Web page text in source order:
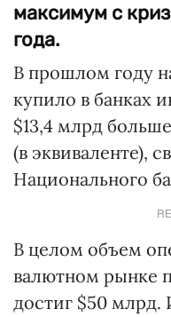
максимум с
года.
В прошлом году
купило в банках
$13,4 млрд
(в эквиваленте),
Национального
В целом объем
валютном рынке
достиг $50 млрд.